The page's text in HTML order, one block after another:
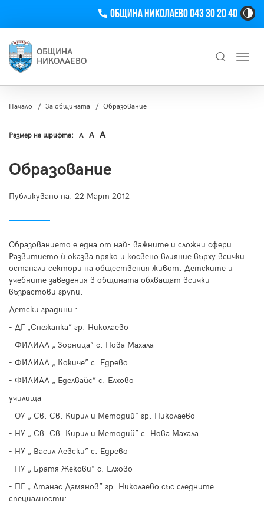
Телефон
Община Николаево 043 30 20 40
ОБЩИНА
НИКОЛАЕВО
Начало За общината Образование
Размер на шрифта: A A A
Образование
Публикувано на: 22 Март 2012
Образованието е една от най- важните и сложни сфери.
Развитието ѝ оказва пряко и косвено влияние върху всички
останали сектори на обществения живот. Детските и
учебните заведения в общината обхващат всички
възрастови групи.
Детски градини :
- ДГ „Снежанка” гр. Николаево
- ФИЛИАЛ „ Зорница” с. Нова Махала
- ФИЛИАЛ „ Кокиче” с. Едрево
- ФИЛИАЛ „ Еделвайс” с. Елхово
училища
- ОУ „ Св. Св. Кирил и Методий” гр. Николаево
- НУ „ Св. Св. Кирил и Методий” с. Нова Махала
- НУ „ Васил Левски” с. Едрево
- НУ „ Братя Жекови” с. Елхово
- ПГ „ Атанас Дамянов” гр. Николаево със следните
специалности: